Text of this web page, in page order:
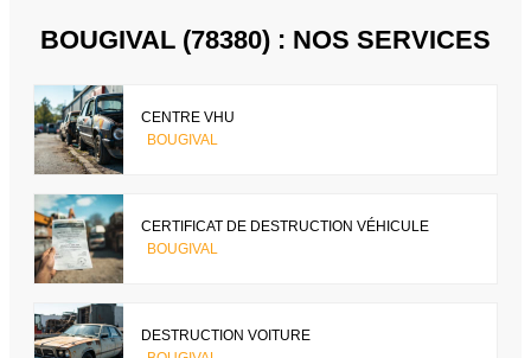
BOUGIVAL (78380) : NOS SERVICES
CENTRE VHU
BOUGIVAL
CERTIFICAT DE DESTRUCTION VÉHICULE
BOUGIVAL
DESTRUCTION VOITURE